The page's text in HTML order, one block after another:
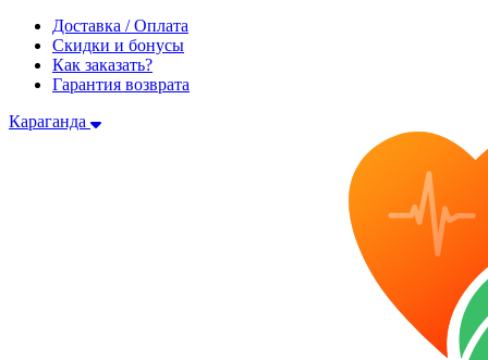
Доставка / Оплата
Скидки и бонусы
Как заказать?
Гарантия возврата
Караганда